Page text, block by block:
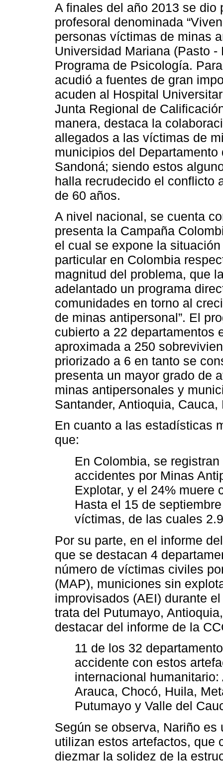
A finales del año 2013 se
profesoral denominada
personas víctimas de minas
Universidad Mariana (Pasto
Programa de Psicología.
acudió a fuentes de gran
acuden al Hospital
Junta Regional de
manera, destaca la
allegados a las víctimas de
municipios del
Sandoná; siendo estos
halla recrudecido el conflicto
de 60 años.
A nivel nacional, se cuenta
presenta la Campaña
el cual se expone la
particular en Colombia
magnitud del problema, que
adelantado un programa
comunidades en torno al
de minas antipersonal”. El
cubierto a 22 departamentos
aproximada a 250
priorizado a 6 en tanto se
presenta un mayor grado de
minas antipersonales y
Santander, Antioquia,
En cuanto a las estadísticas
que:
En Colombia, se
accidentes por Minas
Explotar, y el 24% muere
Hasta el 15 de
víctimas, de las cuales
Por su parte, en el informe
que se destacan 4
número de víctimas civiles
(MAP), municiones sin
improvisados (AEI) durante
trata del Putumayo,
destacar del informe de la
11 de los 32
accidente con estos
internacional
Arauca, Chocó, Huila,
Putumayo y Valle del
Según se observa, Nariño
utilizan estos artefactos, que
diezmar la solidez de la